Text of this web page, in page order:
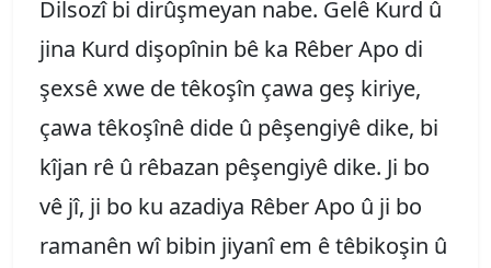
Dilsozî bi dirûşmeyan nabe. Gelê Kurd û
jina Kurd dişopînin bê ka Rêber Apo di
şexsê xwe de têkoşîn çawa geş kiriye,
çawa têkoşînê dide û pêşengiyê dike, bi
kîjan rê û rêbazan pêşengiyê dike. Ji bo
vê jî, ji bo ku azadiya Rêber Apo û ji bo
ramanên wî bibin jiyanî em ê têbikoşin û